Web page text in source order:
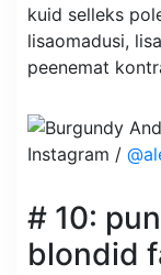
kuid selleks
lisaomadusi,
peenemat
Instagram /
# 10:
blondid